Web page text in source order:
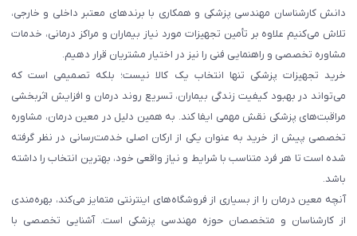
دانش کارشناسان مهندسی پزشکی و همکاری با برندهای معتبر داخلی و خارجی،
تلاش می‌کنیم علاوه بر تأمین تجهیزات مورد نیاز بیماران و مراکز درمانی، خدمات
مشاوره تخصصی و راهنمایی فنی را نیز در اختیار مشتریان قرار دهیم.
خرید تجهیزات پزشکی تنها انتخاب یک کالا نیست؛ بلکه تصمیمی است که
می‌تواند در بهبود کیفیت زندگی بیماران، تسریع روند درمان و افزایش اثربخشی
مراقبت‌های پزشکی نقش مهمی ایفا کند. به همین دلیل در معین درمان، مشاوره
تخصصی پیش از خرید به عنوان یکی از ارکان اصلی خدمت‌رسانی در نظر گرفته
شده است تا هر فرد متناسب با شرایط و نیاز واقعی خود، بهترین انتخاب را داشته
باشد.
آنچه معین درمان را از بسیاری از فروشگاه‌های اینترنتی متمایز می‌کند، بهره‌مندی
از کارشناسان و متخصصان حوزه مهندسی پزشکی است. آشنایی تخصصی با